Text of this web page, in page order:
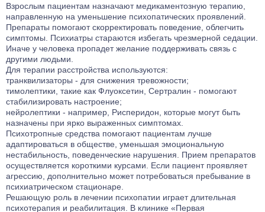
Взрослым пациентам назначают медикаментозную терапию,
направленную на уменьшение психопатических проявлений.
Препараты помогают скорректировать поведение, облегчить
симптомы. Психиатры стараются избегать чрезмерной седации.
Иначе у человека пропадет желание поддерживать связь с
другими людьми.
Для терапии расстройства используются:
транквилизаторы - для снижения тревожности;
тимолептики, такие как Флуоксетин, Сертралин - помогают
стабилизировать настроение;
нейролептики - например, Рисперидон, которые могут быть
назначены при ярко выраженных симптомах.
Психотропные средства помогают пациентам лучше
адаптироваться в обществе, уменьшая эмоциональную
нестабильность, поведенческие нарушения. Прием препаратов
осуществляется короткими курсами. Если пациент проявляет
агрессию, дополнительно может потребоваться пребывание в
психиатрическом стационаре.
Решающую роль в лечении психопатии играет длительная
психотерапия и реабилитация. В клинике «Первая